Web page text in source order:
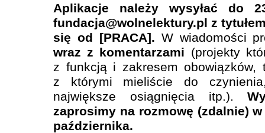
Aplikacje należy wysyłać do
fundacja@wolnelektury.pl z
się od [PRACA]. W wiadomości
wraz z komentarzami (projekty
z funkcją i zakresem obowiązków,
z którymi mieliście do
największe osiągnięcia itp.).
zaprosimy na rozmowę (zdalnie)
października.